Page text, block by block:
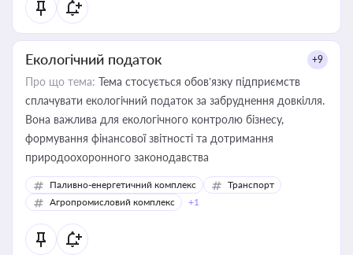
Екологічний податок +9
Про що тема: Тема стосується обов’язку підприємств
сплачувати екологічний податок за забруднення довкілля.
Вона важлива для екологічного контролю бізнесу,
формування фінансової звітності та дотримання
природоохоронного законодавства
Паливно-енергетичний комплекс
Транспорт
Агропромисловий комплекс
+1